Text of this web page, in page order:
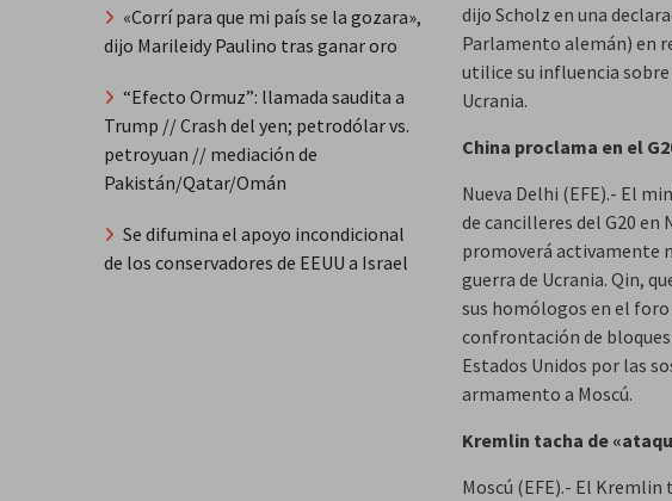
dijo Scholz en una
Parlamento alemán) en
utilice su influencia
Ucrania.
China proclama en el
Nueva Delhi (EFE).- El
de cancilleres del G20 en
promoverá activamente
guerra de Ucrania. Qin,
sus homólogos en el
confrontación de
Estados Unidos por las
armamento a Moscú.
Kremlin tacha de
Moscú (EFE).- El
«Corrí para que mi país se la gozara»,
dijo Marileidy Paulino tras ganar oro
“Efecto Ormuz”: llamada saudita a
Trump // Crash del yen; petrodólar vs.
petroyuan // mediación de
Pakistán/Qatar/Omán
Se difumina el apoyo incondicional
de los conservadores de EEUU a Israel